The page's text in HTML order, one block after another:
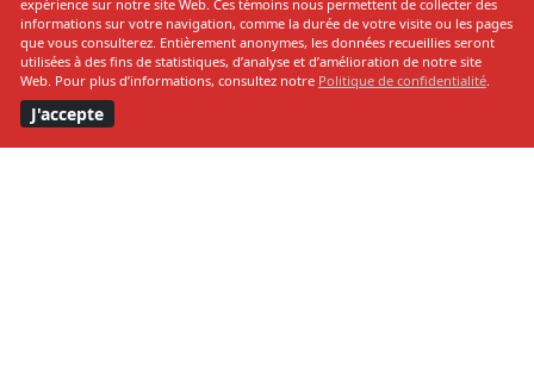
Prévision pour:
Kamouraska-RDL-Témis-Les Basques
Bas
expérience sur notre site Web. Ces témoins nous permettent de collecter des
informations sur votre navigation, comme la durée de votre visite ou les pages
que vous consulterez. Entièrement anonymes, les données recueillies seront
utilisées à des fins de statistiques, d’analyse et d’amélioration de notre site
Web. Pour plus d’informations, consultez notre Politique de confidentialité.
J'accepte